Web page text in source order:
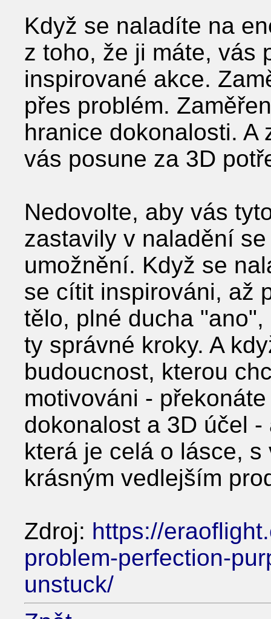
Když se naladíte na
z toho, že ji máte, vás
inspirované akce.
přes problém.
hranice dokonalosti. A
vás posune za 3D
Nedovolte, aby vás
zastavily v naladění
umožnění. Když se
se cítit inspirováni, až
tělo, plné ducha
ty správné kroky. A
budoucnost, kterou
motivováni -
dokonalost a 3D účel
která je celá o lásce,
krásným vedlejším
Zdroj: https://
problem-perfection-
unstuck/